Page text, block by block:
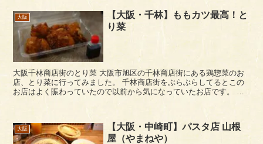
大阪
【大阪・千林】ももカツ最高！と
り菜
大阪千林商店街のとり菜 大阪市旭区の千林商店街にある鶏惣菜のお
店、とり菜に行ってみました。 千林商店街をぶらぶらしてるとこの
お店はよく賑わっていたので以前から気になっていたお店です。 魔
大阪
【大阪・中崎町】パスタ店 山根
屋（やまねや）